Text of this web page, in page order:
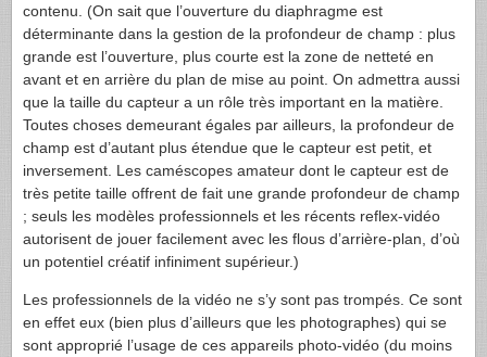
contenu. (On sait que l’ouverture du diaphragme est
déterminante dans la gestion de la profondeur de champ : plus
grande est l’ouverture, plus courte est la zone de netteté en
avant et en arrière du plan de mise au point. On admettra aussi
que la taille du capteur a un rôle très important en la matière.
Toutes choses demeurant égales par ailleurs, la profondeur de
champ est d’autant plus étendue que le capteur est petit, et
inversement. Les caméscopes amateur dont le capteur est de
très petite taille offrent de fait une grande profondeur de champ
; seuls les modèles professionnels et les récents reflex-vidéo
autorisent de jouer facilement avec les flous d’arrière-plan, d’où
un potentiel créatif infiniment supérieur.)
Les professionnels de la vidéo ne s’y sont pas trompés. Ce sont
en effet eux (bien plus d’ailleurs que les photographes) qui se
sont approprié l’usage de ces appareils photo-vidéo (du moins